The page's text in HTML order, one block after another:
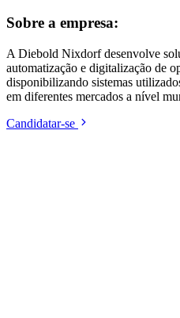
Sobre a empresa:
A Diebold Nixdorf desenvolve
automatização e digitalização de
disponibilizando sistemas
em diferentes mercados a nível
Candidatar-se